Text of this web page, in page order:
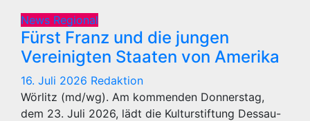
News Regional
Fürst Franz und die jungen
Vereinigten Staaten von Amerika
16. Juli 2026 Redaktion
Wörlitz (md/wg). Am kommenden Donnerstag,
dem 23. Juli 2026, lädt die Kulturstiftung Dessau-